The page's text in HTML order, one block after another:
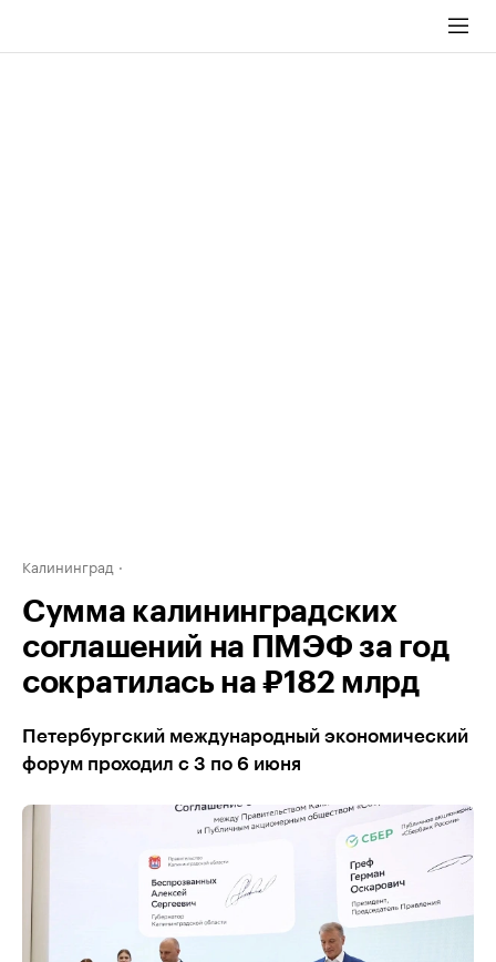
Калининград
Сумма калининградских
соглашений на ПМЭФ за год
сократилась на ₽182 млрд
Петербургский международный экономический
форум проходил с 3 по 6 июня